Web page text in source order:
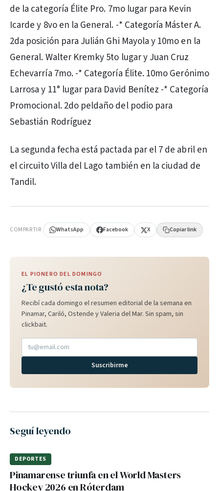
de la categoría Élite Pro. 7mo lugar para Kevin
Icarde y 8vo en la General. -* Categoría Máster A.
2da posición para Julián Ghi Mayola y 10mo en la
General. Walter Kremky 5to lugar y Juan Cruz
Echevarría 7mo. -* Categoría Élite. 10mo Gerónimo
Larrosa y 11° lugar para David Benítez -* Categoría
Promocional. 2do peldaño del podio para
Sebastián Rodríguez
La segunda fecha está pactada par el 7 de abril en
el circuito Villa del Lago también en la ciudad de
Tandil.
COMPARTIR WhatsApp Facebook X Copiar link
EL PIONERO DEL DOMINGO
¿Te gustó esta nota?
Recibí cada domingo el resumen editorial de la semana en
Pinamar, Cariló, Ostende y Valeria del Mar. Sin spam, sin
clickbait.
Suscribirme
Seguí leyendo
DEPORTES
Pinamarense triunfa en el World Masters
Hockey 2026 en Róterdam